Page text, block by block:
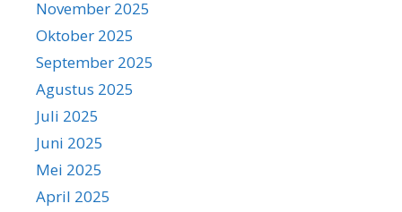
November 2025
Oktober 2025
September 2025
Agustus 2025
Juli 2025
Juni 2025
Mei 2025
April 2025